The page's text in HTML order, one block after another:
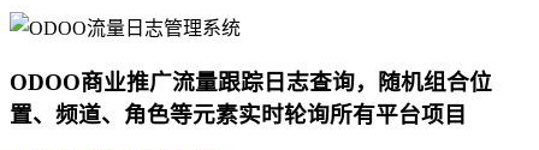
ODOO商业推广流量跟踪日志查询，随机组合位
置、频道、角色等元素实时轮询所有平台项目